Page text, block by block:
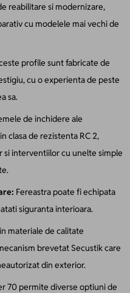
reabilitare si modernizare,
cu modelele mai vechi de
profile sunt fabricate de
cu o experienta de peste
sa.
de inchidere ale
clasa de rezistenta RC 2,
interventiilor cu unelte simple
Fereastra poate fi echipata
siguranta interioara.
materiale de calitate
brevetat Secustik care
din exterior.
70 permite diverse optiuni de